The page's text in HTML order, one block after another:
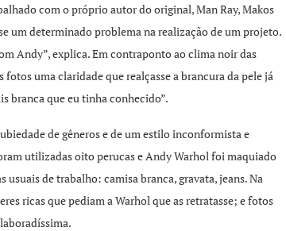
com o próprio autor do original, Man Ray, Makos
um determinado problema na realização de um projeto.
Andy”, explica. Em contraponto ao clima noir das
uma claridade que realçasse a brancura da pele já
branca que eu tinha conhecido”.
de gêneros e de um estilo inconformista e
utilizadas oito perucas e Andy Warhol foi maquiado
usuais de trabalho: camisa branca, gravata, jeans. Na
ricas que pediam a Warhol que as retratasse; e fotos